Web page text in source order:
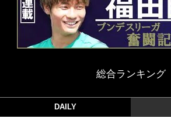
総合ランキング
DAILY